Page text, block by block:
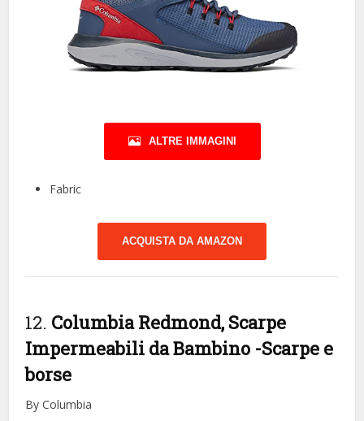
ALTRE IMMAGINI
Fabric
ACQUISTA DA AMAZON
12. Columbia Redmond, Scarpe
Impermeabili da Bambino -Scarpe e
borse
By Columbia